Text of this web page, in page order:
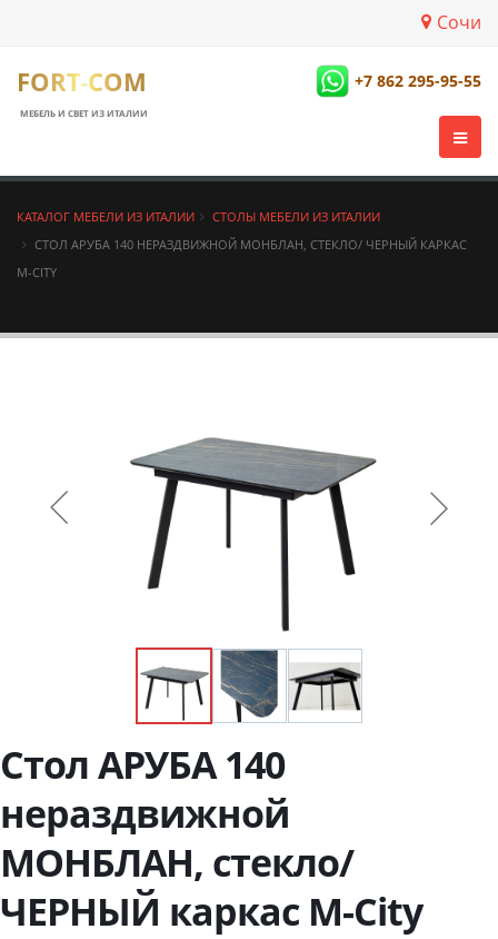
Сочи
FORT-COM
МЕБЕЛЬ И СВЕТ ИЗ ИТАЛИИ
+7 862 295-95-55
КАТАЛОГ МЕБЕЛИ ИЗ ИТАЛИИ
СТОЛЫ МЕБЕЛИ ИЗ ИТАЛИИ
СТОЛ АРУБА 140 НЕРАЗДВИЖНОЙ МОНБЛАН, СТЕКЛО/ ЧЕРНЫЙ КАРКАС
М-CITY
Стол АРУБА 140
нераздвижной
МОНБЛАН, стекло/
ЧЕРНЫЙ каркас М-City